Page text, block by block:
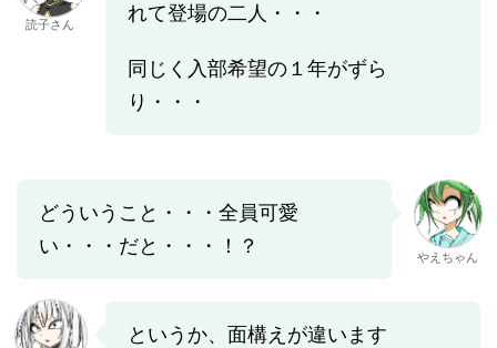
読子さん
れて登場の二人・・・
同じく入部希望の１年がずら
り・・・
どういうこと・・・全員可愛
い・・・だと・・・！？
やえちゃん
というか、面構えが違います